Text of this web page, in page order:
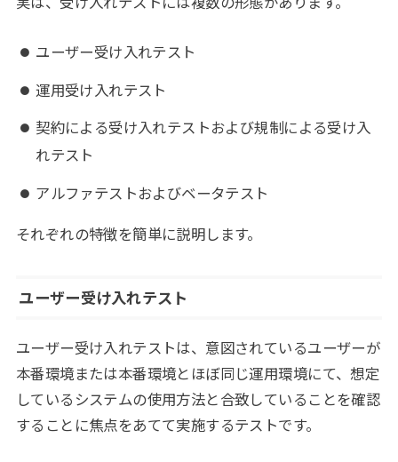
ユーザー受け入れテスト
運用受け入れテスト
契約による受け入れテストおよび規制による受け入
れテスト
アルファテストおよびベータテスト
それぞれの特徴を簡単に説明します。
ユーザー受け入れテスト
ユーザー受け入れテストは、意図されているユーザーが
本番環境または本番環境とほぼ同じ運用環境にて、想定
しているシステムの使用方法と合致していることを確認
することに焦点をあてて実施するテストです。